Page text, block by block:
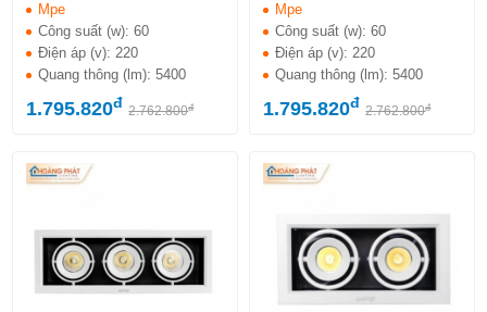
Mpe
Công suất (w):60
Điện áp (v):220
Quang thông (lm):5400
1.795.820đ 2.762.800đ
Mpe
Công suất (w):60
Điện áp (v):220
Quang thông (lm):5400
1.795.820đ 2.762.800đ